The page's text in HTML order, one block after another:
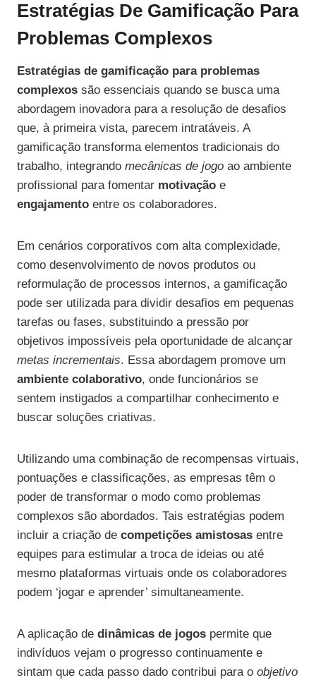
Estratégias De Gamificação Para
Problemas Complexos
Estratégias de gamificação para problemas
complexos são essenciais quando se busca uma
abordagem inovadora para a resolução de desafios
que, à primeira vista, parecem intratáveis. A
gamificação transforma elementos tradicionais do
trabalho, integrando mecânicas de jogo ao ambiente
profissional para fomentar motivação e
engajamento entre os colaboradores.
Em cenários corporativos com alta complexidade,
como desenvolvimento de novos produtos ou
reformulação de processos internos, a gamificação
pode ser utilizada para dividir desafios em pequenas
tarefas ou fases, substituindo a pressão por
objetivos impossíveis pela oportunidade de alcançar
metas incrementais. Essa abordagem promove um
ambiente colaborativo, onde funcionários se
sentem instigados a compartilhar conhecimento e
buscar soluções criativas.
Utilizando uma combinação de recompensas virtuais,
pontuações e classificações, as empresas têm o
poder de transformar o modo como problemas
complexos são abordados. Tais estratégias podem
incluir a criação de competições amistosas entre
equipes para estimular a troca de ideias ou até
mesmo plataformas virtuais onde os colaboradores
podem ‘jogar e aprender’ simultaneamente.
A aplicação de dinâmicas de jogos permite que
indivíduos vejam o progresso continuamente e
sintam que cada passo dado contribui para o objetivo